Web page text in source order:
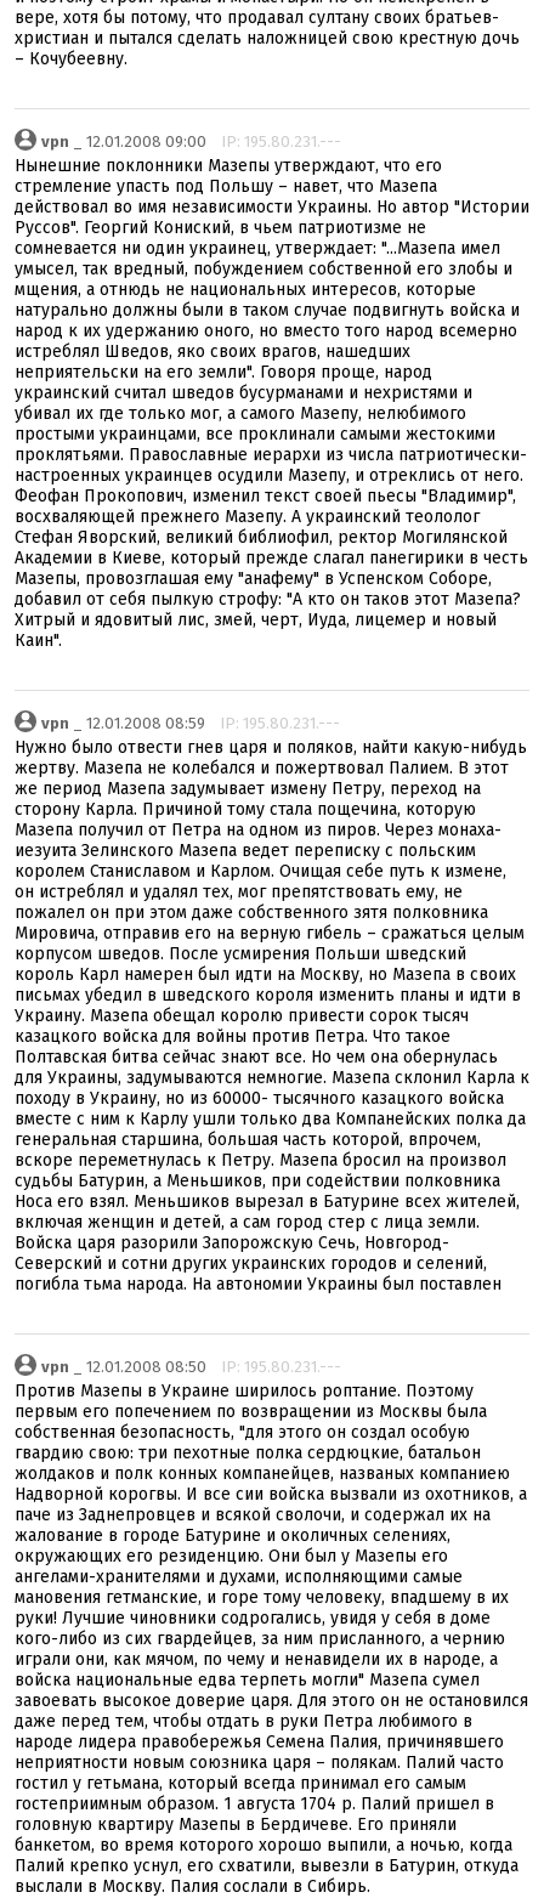
вере, хотя бы потому, что продавал султану своих братьев-
христиан и пытался сделать наложницей свою крестную дочь
– Кочубеевну.
vpn _ 12.01.2008 09:00 IP: 195.80.231.---
Нынешние поклонники Мазепы утверждают, что его
стремление упасть под Польшу – навет, что Мазепа
действовал во имя независимости Украины. Но автор "Истории
Руссов". Георгий Кониский, в чьем патриотизме не
сомневается ни один украинец, утверждает: "...Мазепа имел
умысел, так вредный, побуждением собственной его злобы и
мщения, а отнюдь не национальных интересов, которые
натурально должны были в таком случае подвигнуть войска и
народ к их удержанию оного, но вместо того народ всемерно
истреблял Шведов, яко своих врагов, нашедших
неприятельски на его земли". Говоря проще, народ
украинский считал шведов бусурманами и нехристями и
убивал их где только мог, а самого Мазепу, нелюбимого
простыми украинцами, все проклинали самыми жестокими
проклятьями. Православные иерархи из числа патриотически-
настроенных украинцев осудили Мазепу, и отреклись от него.
Феофан Прокопович, изменил текст своей пьесы "Владимир",
восхваляющей прежнего Мазепу. А украинский теололог
Стефан Яворский, великий библиофил, ректор Могилянской
Академии в Киеве, который прежде слагал панегирики в честь
Мазепы, провозглашая ему "анафему" в Успенском Соборе,
добавил от себя пылкую строфу: "А кто он таков этот Мазепа?
Хитрый и ядовитый лис, змей, черт, Иуда, лицемер и новый
Каин".
vpn _ 12.01.2008 08:59 IP: 195.80.231.---
Нужно было отвести гнев царя и поляков, найти какую-нибудь
жертву. Мазепа не колебался и пожертвовал Палием. В этот
же период Мазепа задумывает измену Петру, переход на
сторону Карла. Причиной тому стала пощечина, которую
Мазепа получил от Петра на одном из пиров. Через монаха-
иезуита Зелинского Мазепа ведет переписку с польским
королем Станиславом и Карлом. Очищая себе путь к измене,
он истреблял и удалял тех, мог препятствовать ему, не
пожалел он при этом даже собственного зятя полковника
Мировича, отправив его на верную гибель – сражаться целым
корпусом шведов. После усмирения Польши шведский
король Карл намерен был идти на Москву, но Мазепа в своих
письмах убедил в шведского короля изменить планы и идти в
Украину. Мазепа обещал королю привести сорок тысяч
казацкого войска для войны против Петра. Что такое
Полтавская битва сейчас знают все. Но чем она обернулась
для Украины, задумываются немногие. Мазепа склонил Карла к
походу в Украину, но из 60000- тысячного казацкого войска
вместе с ним к Карлу ушли только два Компанейских полка да
генеральная старшина, большая часть которой, впрочем,
вскоре переметнулась к Петру. Мазепа бросил на произвол
судьбы Батурин, а Меньшиков, при содействии полковника
Носа его взял. Меньшиков вырезал в Батурине всех жителей,
включая женщин и детей, а сам город стер с лица земли.
Войска царя разорили Запорожскую Сечь, Новгород-
Северский и сотни других украинских городов и селений,
погибла тьма народа. На автономии Украины был поставлен
vpn _ 12.01.2008 08:50 IP: 195.80.231.---
Против Мазепы в Украине ширилось роптание. Поэтому
первым его попечением по возвращении из Москвы была
собственная безопасность, "для этого он создал особую
гвардию свою: три пехотные полка сердюцкие, батальон
жолдаков и полк конных компанейцев, названых компаниею
Надворной корогвы. И все сии войска вызвали из охотников, а
паче из Заднепровцев и всякой сволочи, и содержал их на
жалование в городе Батурине и околичных селениях,
окружающих его резиденцию. Они был у Мазепы его
ангелами-хранителями и духами, исполняющими самые
мановения гетманские, и горе тому человеку, впадшему в их
руки! Лучшие чиновники содрогались, увидя у себя в доме
кого-либо из сих гвардейцев, за ним присланного, а чернию
играли они, как мячом, по чему и ненавидели их в народе, а
войска национальные едва терпеть могли" Мазепа сумел
завоевать высокое доверие царя. Для этого он не остановился
даже перед тем, чтобы отдать в руки Петра любимого в
народе лидера правобережья Семена Палия, причинявшего
неприятности новым союзника царя – полякам. Палий часто
гостил у гетьмана, который всегда принимал его самым
гостеприимным образом. 1 августа 1704 р. Палий пришел в
головную квартиру Мазепы в Бердичеве. Его приняли
банкетом, во время которого хорошо выпили, а ночью, когда
Палий крепко уснул, его схватили, вывезли в Батурин, откуда
выслали в Москву. Палия сослали в Сибирь.